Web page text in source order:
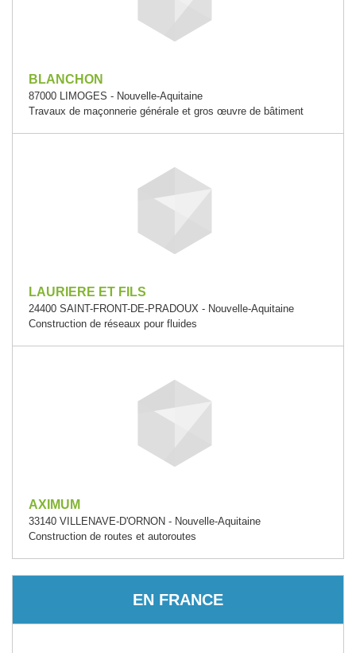
BLANCHON
87000 LIMOGES - Nouvelle-Aquitaine
Travaux de maçonnerie générale et gros œuvre de bâtiment
LAURIERE ET FILS
24400 SAINT-FRONT-DE-PRADOUX - Nouvelle-Aquitaine
Construction de réseaux pour fluides
AXIMUM
33140 VILLENAVE-D'ORNON - Nouvelle-Aquitaine
Construction de routes et autoroutes
EN FRANCE